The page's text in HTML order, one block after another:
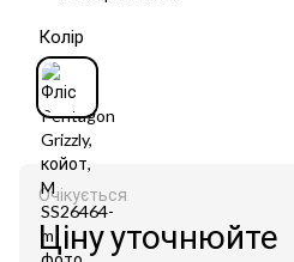
Колір
Очікується
Ціну уточнюйте